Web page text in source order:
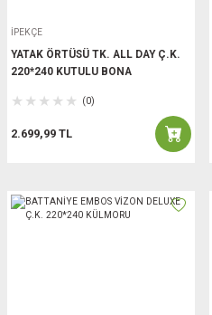
İPEKÇE
YATAK ÖRTÜSÜ TK. ALL DAY Ç.K.
220*240 KUTULU BONA
(0)
2.699,99 TL